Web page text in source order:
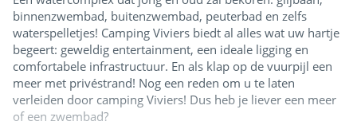
binnenzwembad, buitenzwembad, peuterbad en zelfs
waterspelletjes! Camping Viviers biedt al alles wat uw hartje
begeert: geweldig entertainment, een ideale ligging en
comfortabele infrastructuur. En als klap op de vuurpijl een
meer met privéstrand! Nog een reden om u te laten
verleiden door camping Viviers! Dus heb je liever een meer
of een zwembad?